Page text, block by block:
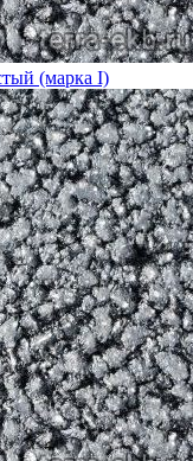
(марка I)